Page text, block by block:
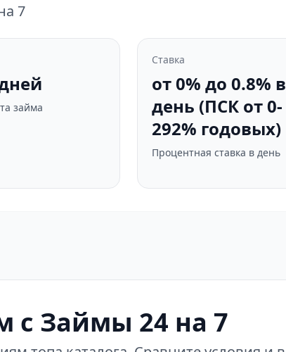
7
займа
Ставка
от 0% до 0.8% в
день (ПСК от 0-
292% годовых)
Процентная ставка в день
Займы 24 на 7